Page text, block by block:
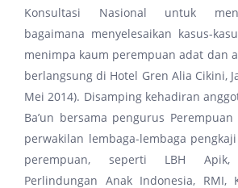
Konsultasi Nasional untuk
bagaimana menyelesaikan kasus-
menimpa kaum perempuan adat dan
berlangsung di Hotel Gren Alia Cikini,
Mei 2014). Disamping kehadiran
Ba’un bersama pengurus
perwakilan lembaga-lembaga
perempuan, seperti LBH
Perlindungan Anak Indonesia, RMI,